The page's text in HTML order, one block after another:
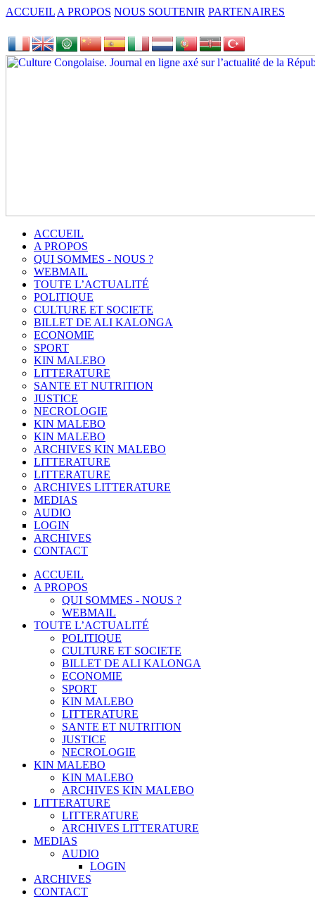
ACCUEIL A PROPOS NOUS SOUTENIR PARTENAIRES
ACCUEIL
A PROPOS
QUI SOMMES - NOUS ?
WEBMAIL
TOUTE L’ACTUALITÉ
POLITIQUE
CULTURE ET SOCIETE
BILLET DE ALI KALONGA
ECONOMIE
SPORT
KIN MALEBO
LITTERATURE
SANTE ET NUTRITION
JUSTICE
NECROLOGIE
KIN MALEBO
KIN MALEBO
ARCHIVES KIN MALEBO
LITTERATURE
LITTERATURE
ARCHIVES LITTERATURE
MEDIAS
AUDIO
LOGIN
ARCHIVES
CONTACT
ACCUEIL
A PROPOS
QUI SOMMES - NOUS ?
WEBMAIL
TOUTE L’ACTUALITÉ
POLITIQUE
CULTURE ET SOCIETE
BILLET DE ALI KALONGA
ECONOMIE
SPORT
KIN MALEBO
LITTERATURE
SANTE ET NUTRITION
JUSTICE
NECROLOGIE
KIN MALEBO
KIN MALEBO
ARCHIVES KIN MALEBO
LITTERATURE
LITTERATURE
ARCHIVES LITTERATURE
MEDIAS
AUDIO
LOGIN
ARCHIVES
CONTACT